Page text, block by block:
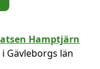
i Gävleborgs län